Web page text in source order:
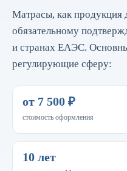
Матрасы, как продукция
обязательному
и странах ЕАЭС.
регулирующие сферу:
от 7 500 ₽
стоимость оформления
10 лет